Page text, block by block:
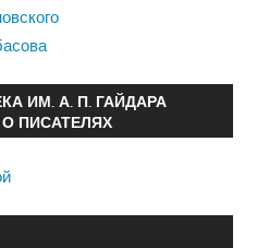
ИМ. А. П. ГАЙДАРА
ПИСАТЕЛЯХ